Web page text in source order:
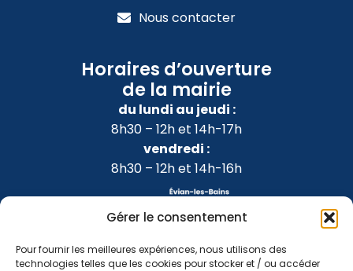
Gérer le consentement
Pour fournir les meilleures expériences, nous utilisons des
technologies telles que les cookies pour stocker et / ou accéder
Nous contacter
Horaires d’ouverture
de la mairie
du lundi au jeudi :
8h30 – 12h et 14h-17h
vendredi :
8h30 – 12h et 14h-16h